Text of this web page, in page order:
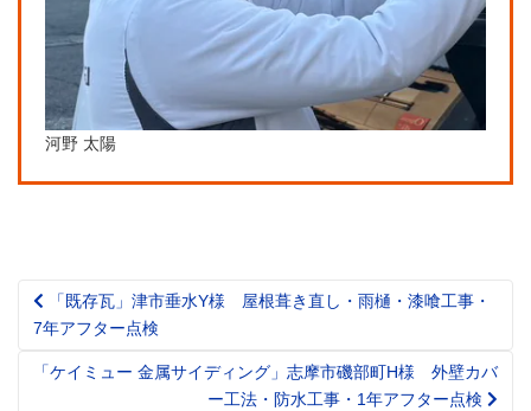
河野 太陽
Post
navigation
「既存瓦」津市垂水Y様 屋根葺き直し・雨樋・漆喰工事・
7年アフター点検
「ケイミュー 金属サイディング」志摩市磯部町H様 外壁カバ
ー工法・防水工事・1年アフター点検